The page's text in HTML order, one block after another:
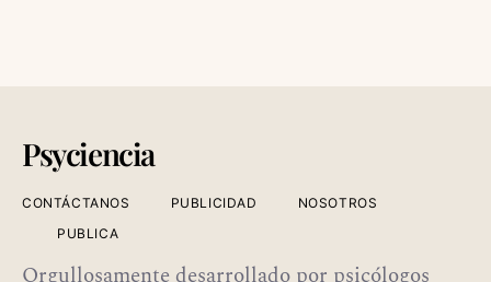
Psyciencia
CONTÁCTANOS PUBLICIDAD
NOSOTROS
PUBLICA